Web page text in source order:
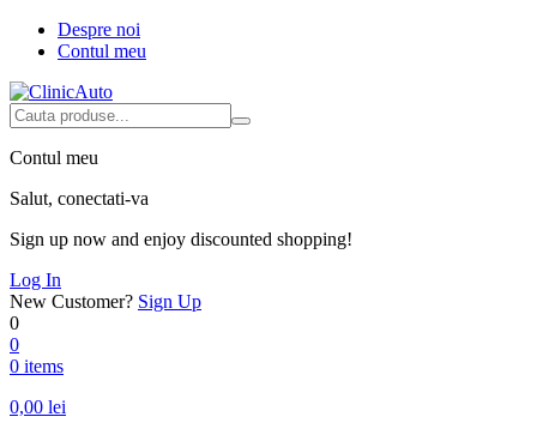
Despre noi
Contul meu
Contul meu
Salut, conectati-va
Sign up now and enjoy discounted shopping!
Log In
New Customer? Sign Up
0
0
0 items
0,00 lei